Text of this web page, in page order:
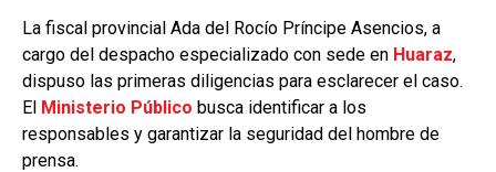
La fiscal provincial Ada del Rocío Príncipe Asencios, a
cargo del despacho especializado con sede en Huaraz,
dispuso las primeras diligencias para esclarecer el caso.
El Ministerio Público busca identificar a los
responsables y garantizar la seguridad del hombre de
prensa.